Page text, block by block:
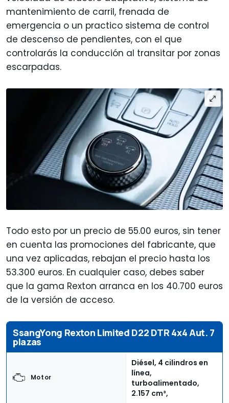
mantenimiento de carril, frenada de
emergencia o un practico sistema de control
de descenso de pendientes, con el que
controlarás la conducción al transitar por zonas
escarpadas.
Todo esto por un precio de 55.00 euros, sin tener
en cuenta las promociones del fabricante, que
una vez aplicadas, rebajan el precio hasta los
53.300 euros. En cualquier caso, debes saber
que la gama Rexton arranca en los 40.700 euros
de la versión de acceso.
SsangYong Rexton Limited D22 DTR 4x4 Aut. 7
plazas
Motor
Diésel, 4 cilindros en
línea,
turboalimentado,
2.157 cm³,